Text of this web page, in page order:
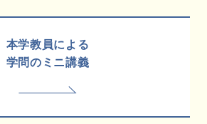
本学教員による
学問のミニ講義